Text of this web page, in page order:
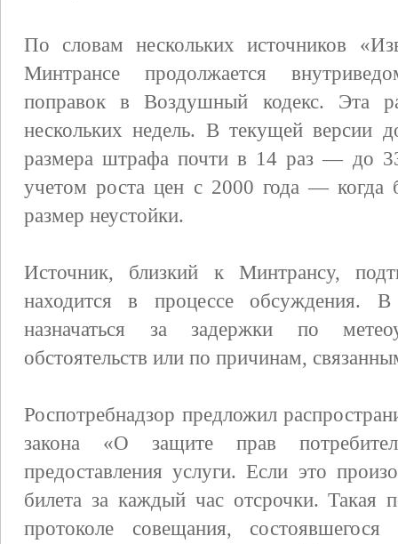
По словам нескольких источников
Минтрансе продолжается
поправок в Воздушный кодекс. Эта
нескольких недель. В текущей версии
размера штрафа почти в 14 раз — до
учетом роста цен с 2000 года — когда
размер неустойки.
Источник, близкий к Минтрансу,
находится в процессе
назначаться за задержки по
обстоятельств или по причинам,
Роспотребнадзор предложил
закона «О защите прав
предоставления услуги. Если это
билета за каждый час отсрочки. Такая
протоколе совещания,